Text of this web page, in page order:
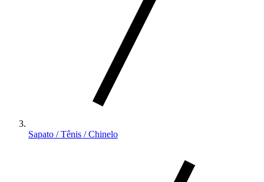
Sapato / Tênis / Chinelo